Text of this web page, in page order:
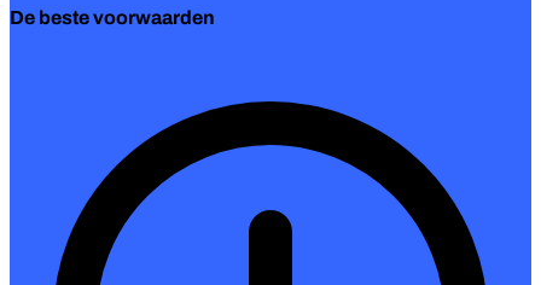
De beste voorwaarden